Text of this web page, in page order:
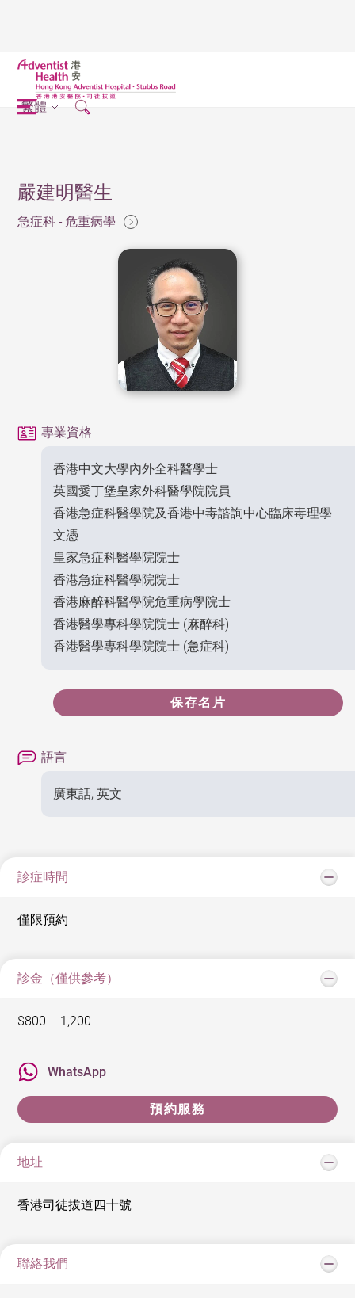
繁體
嚴建明醫生
急症科 - 危重病學
專業資格
香港中文大學內外全科醫學士
英國愛丁堡皇家外科醫學院院員
香港急症科醫學院及香港中毒諮詢中心臨床毒理學
文憑
皇家急症科醫學院院士
香港急症科醫學院院士
香港麻醉科醫學院危重病學院士
香港醫學專科學院院士 (麻醉科)
香港醫學專科學院院士 (急症科)
保存名片
語言
廣東話, 英文
診症時間
僅限預約
診金（僅供參考）
$800 – 1,200
WhatsApp
預約服務
地址
香港司徒拔道四十號
聯絡我們